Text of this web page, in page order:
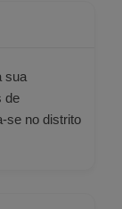
sua
de
se no distrito